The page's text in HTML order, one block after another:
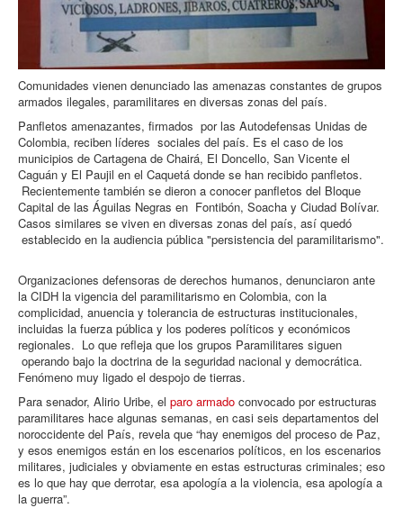
Comunidades vienen denunciado las amenazas constantes de grupos
armados ilegales, paramilitares en diversas zonas del país.
Panfletos amenazantes, firmados por las Autodefensas Unidas de
Colombia, reciben líderes sociales del país. Es el caso de los
municipios de Cartagena de Chairá, El Doncello, San Vicente el
Caguán y El Paujil en el Caquetá donde se han recibido panfletos.
Recientemente también se dieron a conocer panfletos del Bloque
Capital de las Águilas Negras en Fontibón, Soacha y Ciudad Bolívar.
Casos similares se viven en diversas zonas del país, así quedó
establecido en la audiencia pública "persistencia del paramilitarismo".
Organizaciones defensoras de derechos humanos, denunciaron ante
la CIDH la vigencia del paramilitarismo en Colombia, con la
complicidad, anuencia y tolerancia de estructuras institucionales,
incluidas la fuerza pública y los poderes políticos y económicos
regionales. Lo que refleja que los grupos Paramilitares siguen
operando bajo la doctrina de la seguridad nacional y democrática.
Fenómeno muy ligado el despojo de tierras.
Para senador, Alirio Uribe, el paro armado convocado por estructuras
paramilitares hace algunas semanas, en casi seis departamentos del
noroccidente del País, revela que “hay enemigos del proceso de Paz,
y esos enemigos están en los escenarios políticos, en los escenarios
militares, judiciales y obviamente en estas estructuras criminales; eso
es lo que hay que derrotar, esa apología a la violencia, esa apología a
la guerra”.